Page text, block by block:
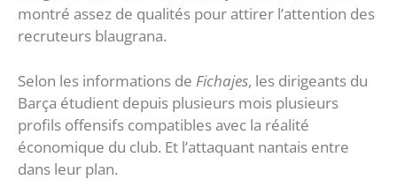
montré assez de qualités pour attirer l’attention des
recruteurs blaugrana.
Selon les informations de Fichajes, les dirigeants du
Barça étudient depuis plusieurs mois plusieurs
profils offensifs compatibles avec la réalité
économique du club. Et l’attaquant nantais entre
dans leur plan.